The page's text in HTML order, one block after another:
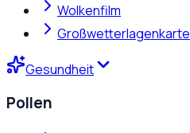
Wolkenfilm
Großwetterlagenkarte
Gesundheit
Pollen